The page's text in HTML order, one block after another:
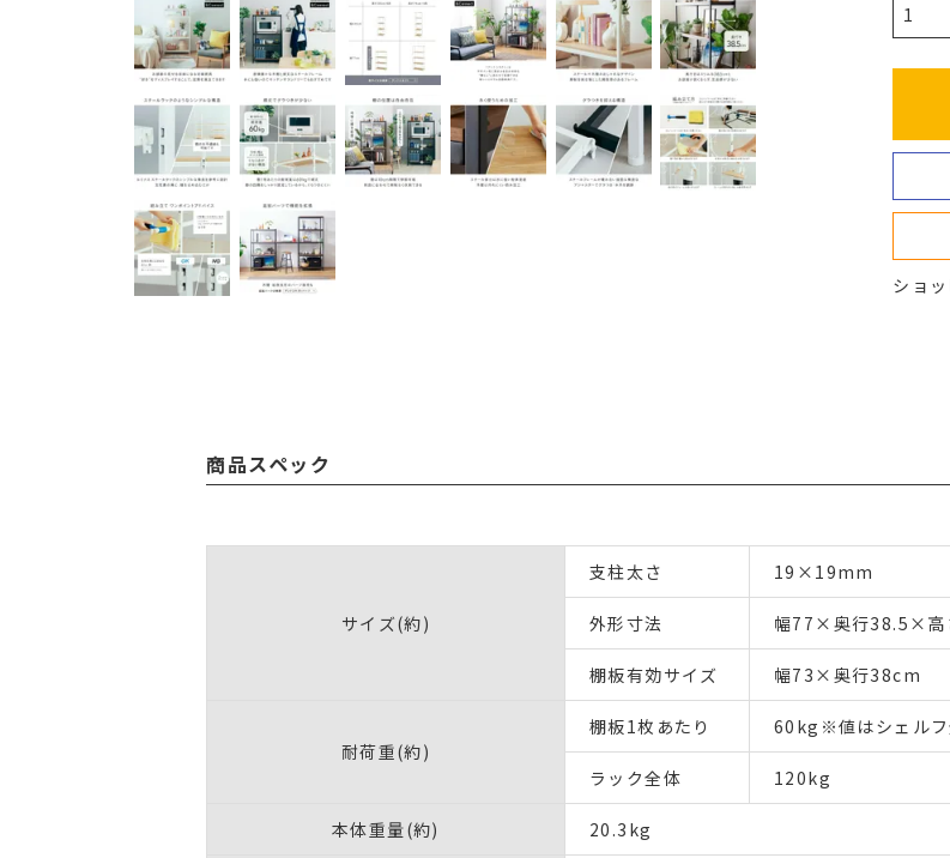
ショ
商品スペック
サイズ(約)
支柱太さ 19×19mm
外形寸法 幅77×奥行38.5×高
棚板有効サイズ 幅73×奥行38cm
耐荷重(約)
棚板1枚あたり 60kg※値はシェルフ
ラック全体 120kg
本体重量(約) 20.3kg